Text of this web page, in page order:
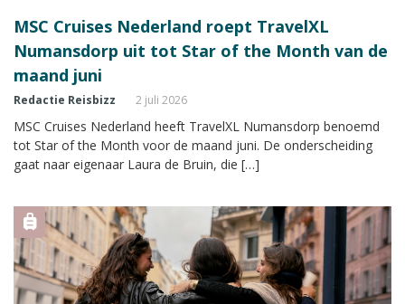
MSC Cruises Nederland roept TravelXL
Numansdorp uit tot Star of the Month van de
maand juni
Redactie Reisbizz 2 juli 2026
MSC Cruises Nederland heeft TravelXL Numansdorp benoemd
tot Star of the Month voor de maand juni. De onderscheiding
gaat naar eigenaar Laura de Bruin, die […]